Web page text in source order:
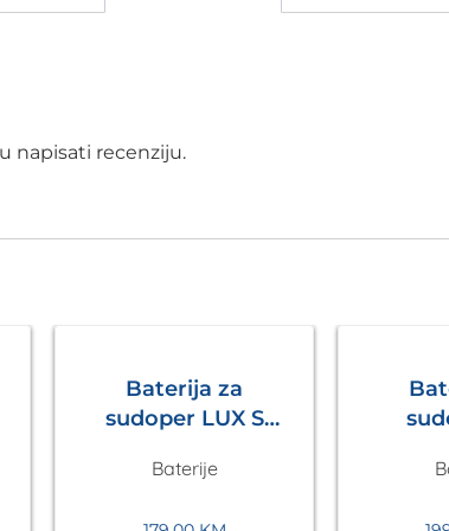
napisati recenziju.
Baterija za
sudoper LUX S
Baterije